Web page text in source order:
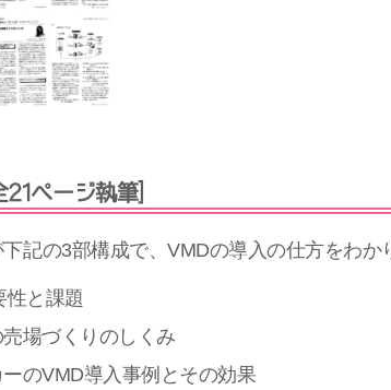
ページ執筆]
記の3部構成で、VMDの導入の仕方をわか
性と課題
場づくりのしくみ
のVMD導入事例とその効果